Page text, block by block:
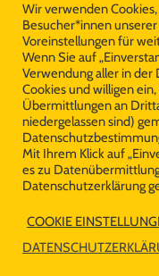
Wichtige
Allgemeine
Impressum
Datenschutz
©
Wir verwenden
Besucher*innen
Voreinstellungen für
Wenn Sie auf
Verwendung aller in
Cookies und willigen
Übermittlungen an
niedergelassen sind)
Mit Ihrem Klick auf
es zu
Datenschutzerklärung
COOKIE